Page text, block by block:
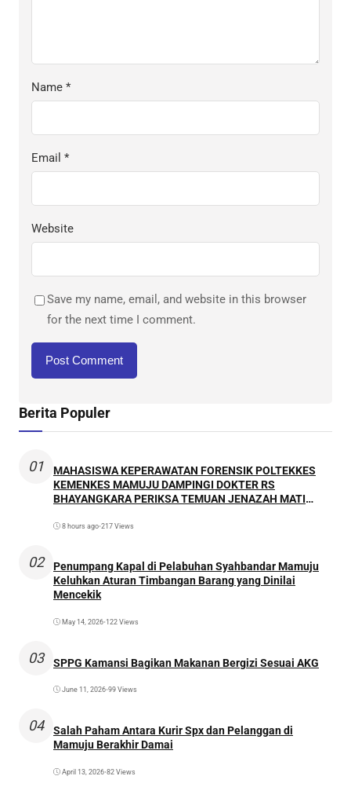
Name *
Email *
Website
Save my name, email, and website in this browser
for the next time I comment.
Berita Populer
01
MAHASISWA KEPERAWATAN FORENSIK POLTEKKES
KEMENKES MAMUJU DAMPINGI DOKTER RS
BHAYANGKARA PERIKSA TEMUAN JENAZAH MATI
8 hours ago•217 Views
02
Penumpang Kapal di Pelabuhan Syahbandar Mamuju
Keluhkan Aturan Timbangan Barang yang Dinilai
Mencekik
May 14, 2026•122 Views
03 SPPG Kamansi Bagikan Makanan Bergizi Sesuai AKG
June 11, 2026•99 Views
04
Salah Paham Antara Kurir Spx dan Pelanggan di
Mamuju Berakhir Damai
April 13, 2026•82 Views